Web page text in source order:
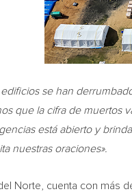
se han
que la cifra de muertos
está abierto y
nuestras oraciones».
Norte, cuenta con